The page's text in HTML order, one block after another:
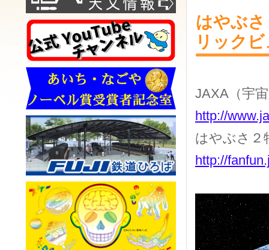
はやぶ
リック
JAXA（宇
http://
はやぶさ２
http://